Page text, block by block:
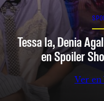
Tessa Ia, Denia
en Spoiler
Ver en